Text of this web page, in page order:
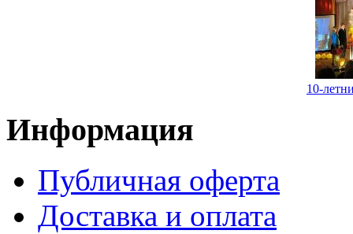
10-
Информация
Публичная оферта
Доставка и оплата